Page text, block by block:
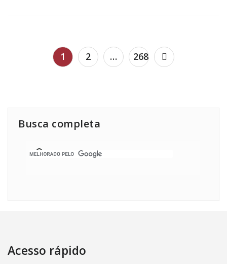
Paginação
1 2 … 268
Busca completa
Acesso rápido